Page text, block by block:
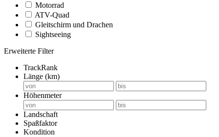
Motorrad
ATV-Quad
Gleitschirm und Drachen
Sightseeing
Erweiterte Filter
TrackRank
Länge (km)
Höhenmeter
Landschaft
Spaßfaktor
Kondition